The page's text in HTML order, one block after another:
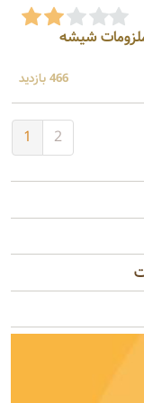
آلات ،ملزومات شیشه
466 بازدید
1 2